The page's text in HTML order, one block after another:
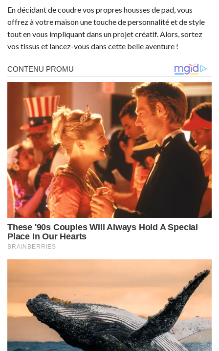
En décidant de coudre vos propres housses de pad, vous
offrez à votre maison une touche de personnalité et de style
tout en vous impliquant dans un projet créatif. Alors, sortez
vos tissus et lancez-vous dans cette belle aventure !